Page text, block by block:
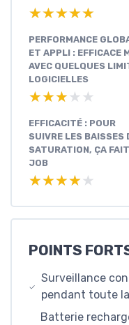
★★★★★
★★★★★
PERFORMANCE
ET APPLI : EFFICACE
AVEC QUELQUES
LOGICIELLES
★★★★★
★★★★★
EFFICACITÉ : POUR
SUIVRE LES BAISSES
SATURATION, ÇA
JOB
★★★★★
★★★★★
POINTS
Surveillance
pendant toute
Batterie